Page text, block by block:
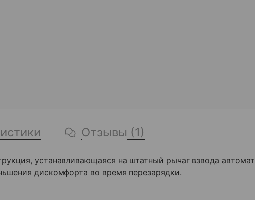
Отзывы (1)
устанавливающаяся на штатный рычаг взвода
дискомфорта во время перезарядки.